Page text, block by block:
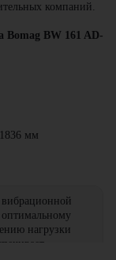
компаний.
Bomag BW 161 AD-
мм
вибрационной
оптимальному
нагрузки